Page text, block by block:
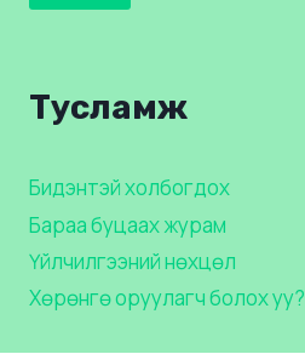
Тусламж
Бидэнтэй холбогдох
Бараа буцаах журам
Үйлчилгээний нөхцөл
Хөрөнгө оруулагч болох уу?